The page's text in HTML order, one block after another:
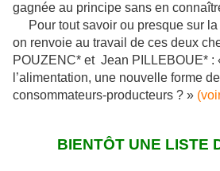
gagnée au principe sans en
Pour tout savoir ou presque sur
on renvoie au travail de ces deux
POUZENC* et Jean PILLEBOUE* :
l’alimentation, une nouvelle forme
consommateurs-producteurs ? »
BIENTÔT UNE LISTE